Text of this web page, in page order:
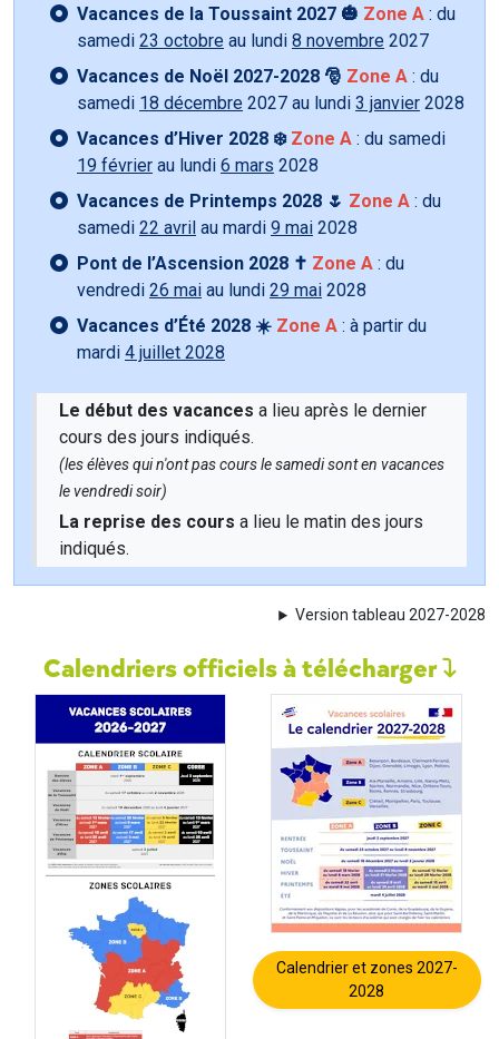
Vacances de la Toussaint 2027 🎃 Zone A : du
samedi 23 octobre au lundi 8 novembre 2027
Vacances de Noël 2027-2028 🎅 Zone A : du
samedi 18 décembre 2027 au lundi 3 janvier 2028
Vacances d’Hiver 2028 ❄️ Zone A : du samedi
19 février au lundi 6 mars 2028
Vacances de Printemps 2028 🌷 Zone A : du
samedi 22 avril au mardi 9 mai 2028
Pont de l’Ascension 2028 ✝️ Zone A : du
vendredi 26 mai au lundi 29 mai 2028
Vacances d’Été 2028 ☀️ Zone A : à partir du
mardi 4 juillet 2028
Le début des vacances a lieu après le dernier
cours des jours indiqués.
(les élèves qui n'ont pas cours le samedi sont en vacances
le vendredi soir)
La reprise des cours a lieu le matin des jours
indiqués.
Version tableau 2027-2028
Calendriers officiels à télécharger
Calendrier et zones 2027-
2028